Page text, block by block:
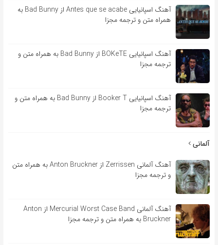
آهنگ اسپانیایی Antes que se acabe از Bad Bunny به
همراه متن و ترجمه مجزا
آهنگ اسپانیایی BOKeTE از Bad Bunny به همراه متن و
ترجمه مجزا
آهنگ اسپانیایی Booker T از Bad Bunny به همراه متن و
ترجمه مجزا
آلمانی
آهنگ آلمانی Zerrissen از Anton Bruckner به همراه متن
و ترجمه مجزا
آهنگ آلمانی Mercurial Worst Case Band از Anton
Bruckner به همراه متن و ترجمه مجزا